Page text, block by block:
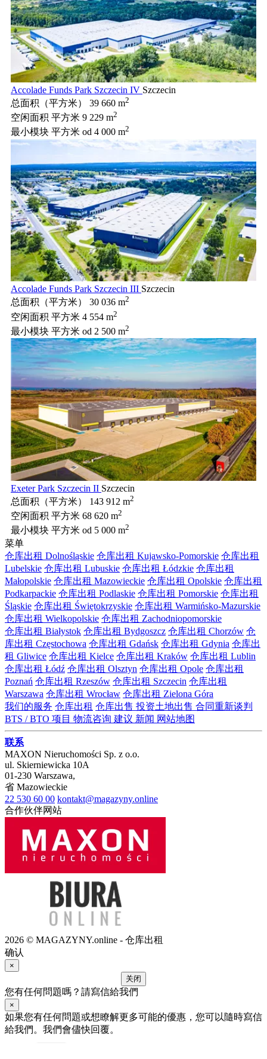
Accolade Funds Park Szczecin IV Szczecin
总面积（平方米）
39 660 m2
空闲面积 平方米 9 229 m2
最小模块 平方米 od 4 000 m2
Accolade Funds Park Szczecin III Szczecin
总面积（平方米）
30 036 m2
空闲面积 平方米 4 554 m2
最小模块 平方米 od 2 500 m2
Exeter Park Szczecin II Szczecin
总面积（平方米）
143 912 m2
空闲面积 平方米 68 620 m2
最小模块 平方米 od 5 000 m2
菜单
仓库出租 Dolnośląskie 仓库出租 Kujawsko-Pomorskie 仓库出租
Lubelskie 仓库出租 Lubuskie 仓库出租 Łódzkie 仓库出租
Małopolskie 仓库出租 Mazowieckie 仓库出租 Opolskie 仓库出租
Podkarpackie 仓库出租 Podlaskie 仓库出租 Pomorskie 仓库出租
Śląskie 仓库出租 Świętokrzyskie 仓库出租 Warmińsko-Mazurskie
仓库出租 Wielkopolskie 仓库出租 Zachodniopomorskie
仓库出租 Białystok 仓库出租 Bydgoszcz 仓库出租 Chorzów 仓
库出租 Częstochowa 仓库出租 Gdańsk 仓库出租 Gdynia 仓库出
租 Gliwice 仓库出租 Kielce 仓库出租 Kraków 仓库出租 Lublin
仓库出租 Łódź 仓库出租 Olsztyn 仓库出租 Opole 仓库出租
Poznań 仓库出租 Rzeszów 仓库出租 Szczecin 仓库出租
Warszawa 仓库出租 Wrocław 仓库出租 Zielona Góra
我们的服务 仓库出租 仓库出售 投资土地出售 合同重新谈判
BTS / BTO 项目 物流咨询 建议 新闻 网站地图
联系
MAXON Nieruchomości Sp. z o.o.
ul. Skierniewicka 10A
01-230 Warszawa,
省 Mazowieckie
22 530 60 00 kontakt@magazyny.online
合作伙伴网站
2026 © MAGAZYNY.online - 仓库出租
确认
×
关闭
您有任何問題嗎？請寫信給我們
×
如果您有任何問題或想瞭解更多可能的優惠，您可以隨時寫信
給我們。我們會儘快回覆。